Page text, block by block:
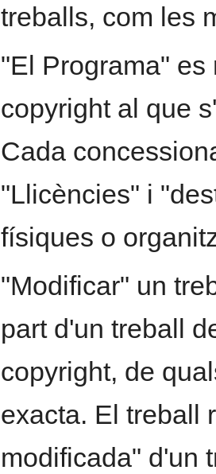
treballs, com les
"El Programa"
copyright al que
Cada
"Llicències" i
físiques o
"Modificar" un
part d'un treball
copyright, de
exacta. El treball
modificada" d'un